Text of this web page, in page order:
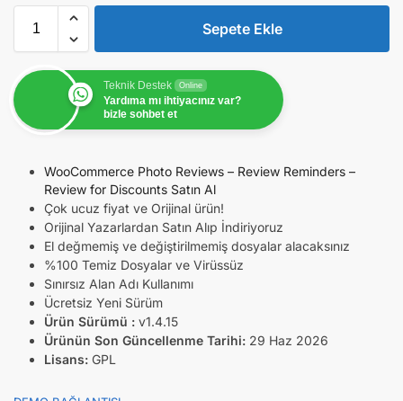
Sepete Ekle
Teknik Destek Online
Yardıma mı ihtiyacınız var?
bizle sohbet et
WooCommerce Photo Reviews – Review Reminders –
Review for Discounts Satın Al
Çok ucuz fiyat ve Orijinal ürün!
Orijinal Yazarlardan Satın Alıp İndiriyoruz
El değmemiş ve değiştirilmemiş dosyalar alacaksınız
%100 Temiz Dosyalar ve Virüssüz
Sınırsız Alan Adı Kullanımı
Ücretsiz Yeni Sürüm
Ürün Sürümü : v1.4.15
Ürünün Son Güncellenme Tarihi: 29 Haz 2026
Lisans: GPL